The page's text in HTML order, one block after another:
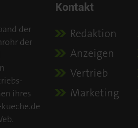
der
der
ihres
Kontakt
Redaktion
Anzeigen
Vertrieb
Marketing